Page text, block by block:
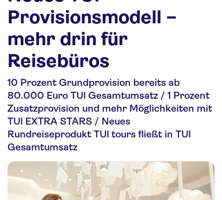
Personalia
Media
Über uns
Kontakt
Provisionsmodell –
mehr drin für
Reisebüros
10 Prozent Grundprovision bereits ab
80.000 Euro TUI Gesamtumsatz / 1 Prozent
Zusatzprovision und mehr Möglichkeiten mit
TUI EXTRA STARS / Neues
Rundreiseprodukt TUI tours fließt in TUI
Gesamtumsatz